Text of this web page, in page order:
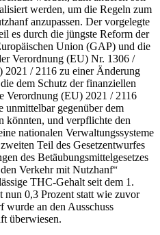
werden, um die Regeln zum
anzupassen. Der vorgelegte
es durch die jüngste Reform der
Union (GAP) und die
Verordnung (EU) Nr. 1306 /
/ 2116 zu einer Änderung
dem Schutz der finanziellen
Verordnung (EU) 2021 / 2116
unmittelbar gegenüber dem
könnten, und verpflichte den
nationalen Verwaltungssysteme
Teil des Gesetzentwurfes
des Betäubungsmittelgesetzes
Verkehr mit Nutzhanf“
THC-Gehalt seit dem 1.
nun 0,3 Prozent statt wie zuvor
wurde an den Ausschuss
überwiesen.